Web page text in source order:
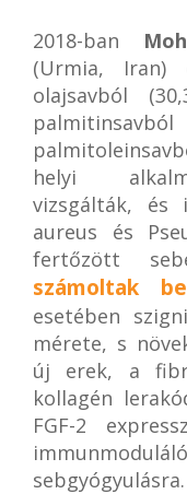
2018-ban
(Urmia, Iran)
olajsavból
helyi
vizsgálták, és
aureus és
fertőzött
számoltak be
esetében
mérete, s
új erek, a
kollagén
FGF-2
sebgyógyulásra.